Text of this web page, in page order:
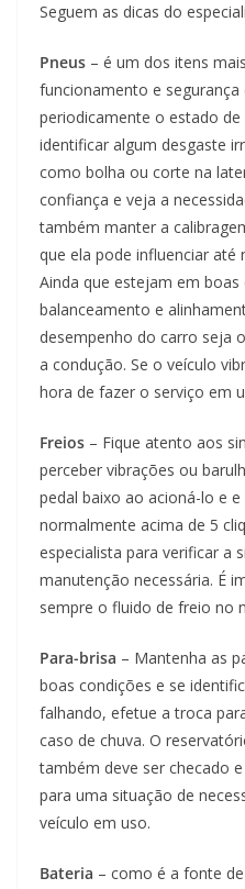
Seguem as dicas do
Pneus – é um dos itens
funcionamento e segurança
periodicamente o estado
identificar algum desgaste
como bolha ou corte na
confiança e veja a
também manter a
que ela pode influenciar até
Ainda que estejam em
balanceamento e
desempenho do carro seja
a condução. Se o veículo
hora de fazer o serviço em
Freios – Fique atento aos
perceber vibrações ou
pedal baixo ao acioná-lo e
normalmente acima de 5
especialista para verificar a
manutenção necessária. É
sempre o fluido de freio no
Para-brisa – Mantenha as
boas condições e se
falhando, efetue a troca
caso de chuva. O
também deve ser checado
para uma situação de
veículo em uso.
Bateria – como é a fonte